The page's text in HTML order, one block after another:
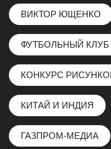
ВИКТОР ЮЩЕНКО
ФУТБОЛЬНЫЙ КЛУБ
КОНКУРС
КИТАЙ И ИНДИЯ
ГАЗПРОМ-МЕДИА